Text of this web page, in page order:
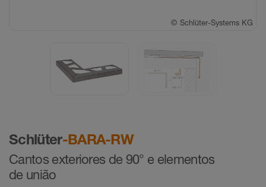
Schlüter-BARA-RW
Cantos exteriores de 90° e elementos
de união
© Schlüter-Systems KG
© Schlüter-Systems KG